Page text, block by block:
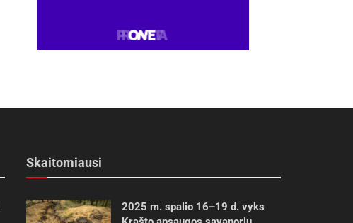
Skaitomiausi
2025 m. spalio 16–19 d. vyks